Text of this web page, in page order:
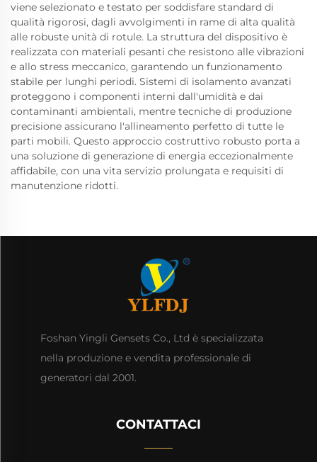
viene selezionato e testato per soddisfare standard di
qualità rigorosi, dagli avvolgimenti in rame di alta qualità
alle robuste unità di rotule. La struttura del dispositivo è
realizzata con materiali pesanti che resistono alle vibrazioni
e allo stress meccanico, garantendo un funzionamento
stabile per lunghi periodi. Sistemi di isolamento avanzati
proteggono i componenti interni dall'umidità e dai
contaminanti ambientali, mentre tecniche di produzione
precisione assicurano l'allineamento perfetto di tutte le
parti mobili. Questo approccio costruttivo robusto porta a
una soluzione di generazione di energia eccezionalmente
affidabile, con una vita servizio prolungata e requisiti di
manutenzione ridotti.
Foshan Yingli Gensets Co., Ltd è specializzata
nella produzione e vendita professionale di
generatori dal 2001.
CONTATTACI